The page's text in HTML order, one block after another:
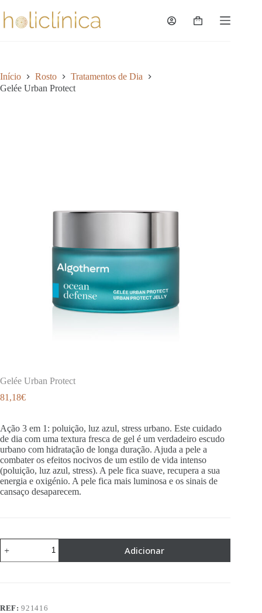
para
o
Carrinho
Início Rosto
Tratamentos de Dia
Gelée Urban Protect
Gelée Urban Protect
81,18€
Ação 3 em 1: poluição, luz azul, stress urbano. Este cuidado
de dia com uma textura fresca de gel é um verdadeiro escudo
urbano com hidratação de longa duração. Ajuda a pele a
combater os efeitos nocivos de um estilo de vida intenso
(poluição, luz azul, stress). A pele fica suave, recupera a sua
energia e oxigénio. A pele fica mais luminosa e os sinais de
cansaço desaparecem.
de
Gelée
Adicionar
REF:921416